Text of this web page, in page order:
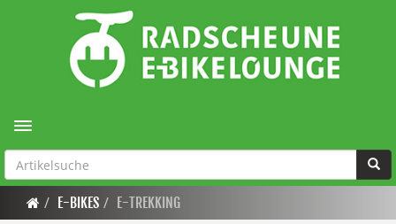
Toggle navigation
E-BIKES E-TREKKING